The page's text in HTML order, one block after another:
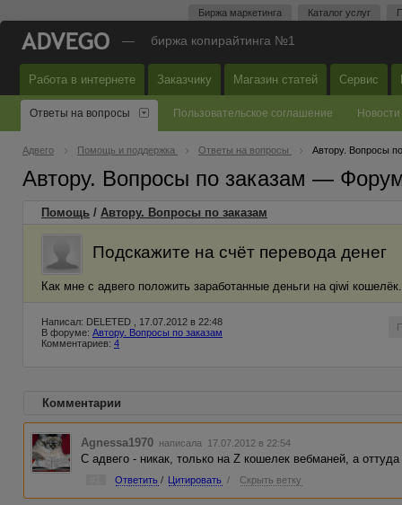
Биржа маркетинга Каталог услуг
— биржа копирайтинга №1
Работа в интернете Заказчику Магазин статей Сервис
Ответы на вопросы Пользовательское соглашение Новости
Адвего Помощь и поддержка Ответы на вопросы Автору. Вопросы
Автору. Вопросы по заказам —
Помощь / Автору. Вопросы по заказам
Подскажите на счёт перевода денег
Как мне с адвего положить заработанные деньги на qiwi кошелёк.
Написал: DELETED , 17.07.2012 в 22:48
В форуме: Автору. Вопросы по заказам
Комментариев: 4
Комментарии
Agnessa1970 написала 17.07.2012 в 22:54
С адвего - никак, только на Z кошелек вебманей, а
Ответить / Цитировать / Скрыть ветку